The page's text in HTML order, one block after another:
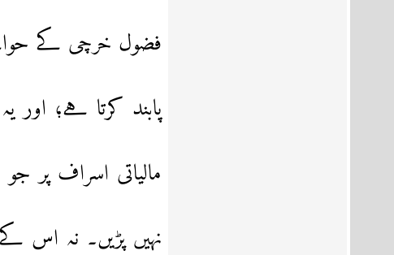
فضول خرچی کے
پابند کرتا ہے؛
مالیاتی اسراف پر
نہیں پڑیں۔ نہ اس